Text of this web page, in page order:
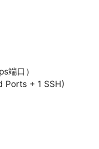
端口）
Ports + 1 SSH)